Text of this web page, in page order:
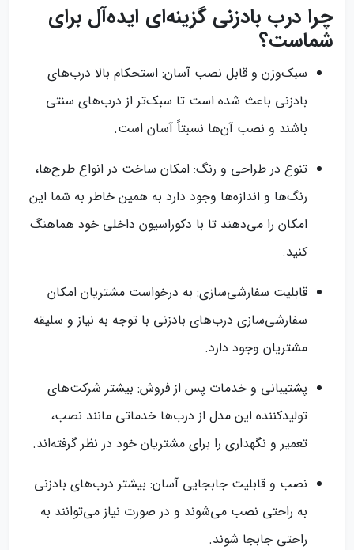
چرا درب بادزنی گزینه‌ای ایده‌آل برای
شماست؟
سبک‌وزن و قابل نصب آسان: استحکام بالا درب‌های
بادزنی باعث شده است تا سبک‌تر از درب‌های سنتی
باشند و نصب آن‌ها نسبتاً آسان است.
تنوع در طراحی و رنگ: امکان ساخت در انواع طرح‌ها،
رنگ‌ها و اندازه‌ها وجود دارد به همین خاطر به شما این
امکان را می‌دهند تا با دکوراسیون داخلی خود هماهنگ
کنید.
قابلیت سفارشی‌سازی: به درخواست مشتریان امکان
سفارشی‌سازی درب‌های بادزنی با توجه به نیاز و سلیقه
مشتریان وجود دارد.
پشتیبانی و خدمات پس از فروش: بیشتر شرکت‌های
تولیدکننده این مدل از درب‌ها خدماتی مانند نصب،
تعمیر و نگهداری را برای مشتریان خود در نظر گرفته‌اند.
نصب و قابلیت جابجایی آسان: بیشتر درب‌های بادزنی
به راحتی نصب می‌شوند و در صورت نیاز می‌توانند به
راحتی جابجا شوند.